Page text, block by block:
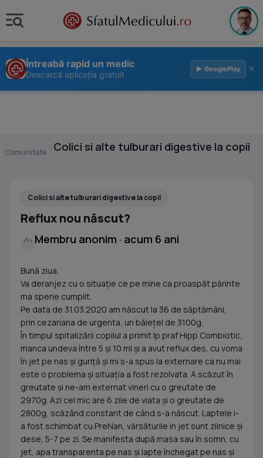
Întreabă rapid un medic
Descarcă aplicația gratuit
▶ GooglePlay ×
Comunitate Colici si alte tulburari digestive la copii
Colici si alte tulburari digestive la copii
Reflux nou născut?
Membru anonim · acum 6 ani
Bună ziua,
Va deranjez cu o situație ce pe mine ca proaspăt părinte
ma sperie cumplit.
Pe data de 31.03.2020 am născut la 36 de săptămâni,
prin cezariana de urgenta, un băiețel de 3100g.
În timpul spitalizării copilul a primit lp praf Hipp Combiotic,
manca undeva între 5 și 10 ml și a avut reflux des, cu voma
în jet pe nas și guriță și mi s-a spus la externare ca nu mai
este o problema și situația a fost rezolvata. A scăzut în
greutate și ne-am externat vineri cu o greutate de
2970g. Azi cel mic are 6 zile de viata și o greutate de
2800g, scăzând constant de când s-a născut. Laptele i-
a fost schimbat cu PreNan, vărsăturile in jet sunt zilnice și
dese, 5-7 pe zi. Se manifesta după masa sau în somn, cu
jet, apa transparenta pe nas și lapte închegat pe nas și